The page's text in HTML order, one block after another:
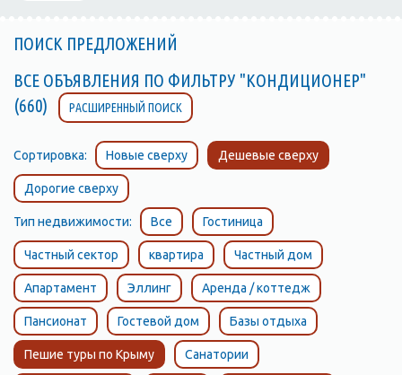
ПОИСК ПРЕДЛОЖЕНИЙ
ВСЕ ОБЪЯВЛЕНИЯ ПО ФИЛЬТРУ "КОНДИЦИОНЕР"
(660)
РАСШИРЕННЫЙ ПОИСК
Сортировка: Новые сверху Дешевые сверху
Дорогие сверху
Тип недвижимости: Все Гостиница
Частный сектор квартира Частный дом
Апартамент Эллинг Аренда / коттедж
Пансионат Гостевой дом Базы отдыха
Пешие туры по Крыму Санатории